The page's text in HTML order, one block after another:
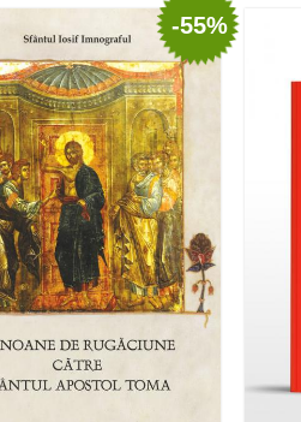
Adaugă în coș Wishlist
-55%